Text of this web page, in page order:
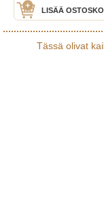
LISÄÄ
Tässä olivat